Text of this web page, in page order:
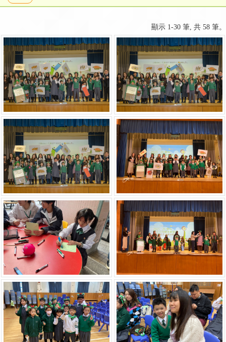
顯示 1-30 筆, 共 58 筆。